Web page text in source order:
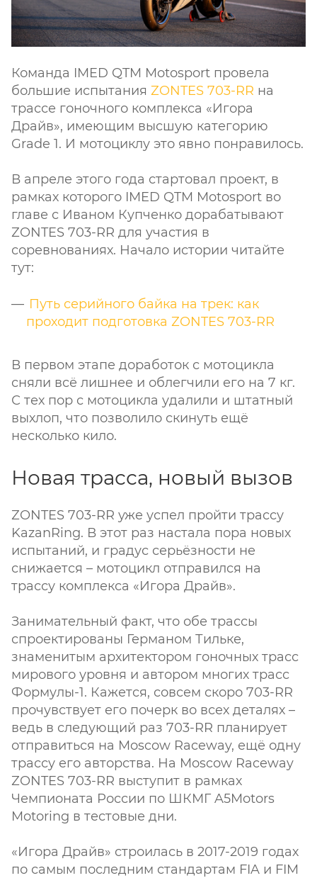
Команда IMED QTM Motosport провела
большие испытания ZONTES 703-RR на
трассе гоночного комплекса «Игора
Драйв», имеющим высшую категорию
Grade 1. И мотоциклу это явно понравилось.
В апреле этого года стартовал проект, в
рамках которого IMED QTM Motosport во
главе с Иваном Купченко дорабатывают
ZONTES 703-RR для участия в
соревнованиях. Начало истории читайте
тут:
Путь серийного байка на трек: как
проходит подготовка ZONTES 703-RR
В первом этапе доработок с мотоцикла
сняли всё лишнее и облегчили его на 7 кг.
С тех пор с мотоцикла удалили и штатный
выхлоп, что позволило скинуть ещё
несколько кило.
Новая трасса, новый вызов
ZONTES 703-RR уже успел пройти трассу
KazanRing. В этот раз настала пора новых
испытаний, и градус серьёзности не
снижается – мотоцикл отправился на
трассу комплекса «Игора Драйв».
Занимательный факт, что обе трассы
спроектированы Германом Тильке,
знаменитым архитектором гоночных трасс
мирового уровня и автором многих трасс
Формулы-1. Кажется, совсем скоро 703-RR
прочувствует его почерк во всех деталях –
ведь в следующий раз 703-RR планирует
отправиться на Moscow Raceway, ещё одну
трассу его авторства. На Moscow Raceway
ZONTES 703-RR выступит в рамках
Чемпионата России по ШКМГ A5Motors
Motoring в тестовые дни.
«Игора Драйв» строилась в 2017-2019 годах
по самым последним стандартам FIA и FIM